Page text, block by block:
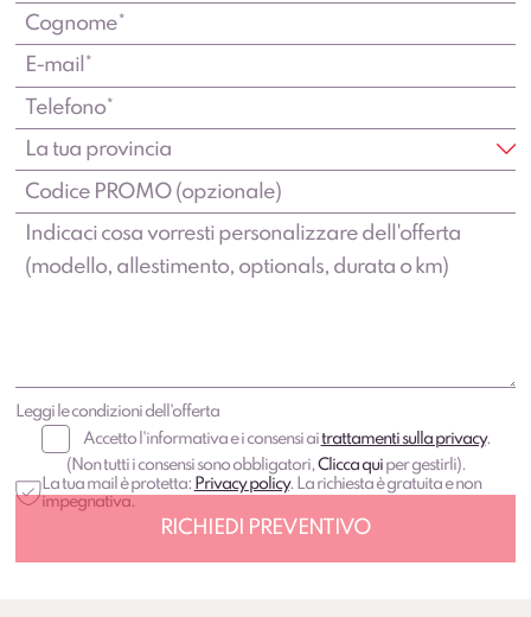
Leggi le condizioni dell'offerta
Accetto l'informativa e i consensi aitrattamenti sulla privacy.
(Non tutti i consensi sono obbligatori,Clicca quiper gestirli).
La tua mail è protetta: Privacy policy. La richiesta è gratuita e non
impegnativa.